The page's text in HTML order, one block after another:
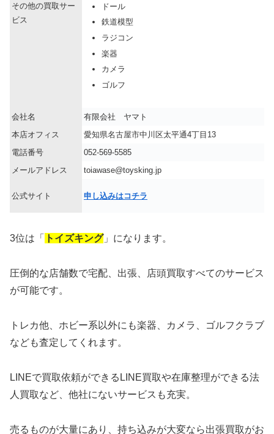
その他の買取サー
ビス
ドール
鉄道模型
ラジコン
楽器
カメラ
ゴルフ
会社名
有限会社 ヤマト
本店オフィス
愛知県名古屋市中川区太平通4丁目13
電話番号
052-569-5585
メールアドレス
toiawase@toysking.jp
公式サイト 申し込みはコチラ
3位は「 トイズキング」になります。
圧倒的な店舗数で宅配、出張、店頭買取すべてのサービス
が可能です。
トレカ他、ホビー系以外にも楽器、カメラ、ゴルフクラブ
なども査定してくれます。
LINEで買取依頼ができるLINE買取や在庫整理ができる法
人買取など、他社にないサービスも充実。
売るものが大量にあり、持ち込みが大変なら出張買取がお